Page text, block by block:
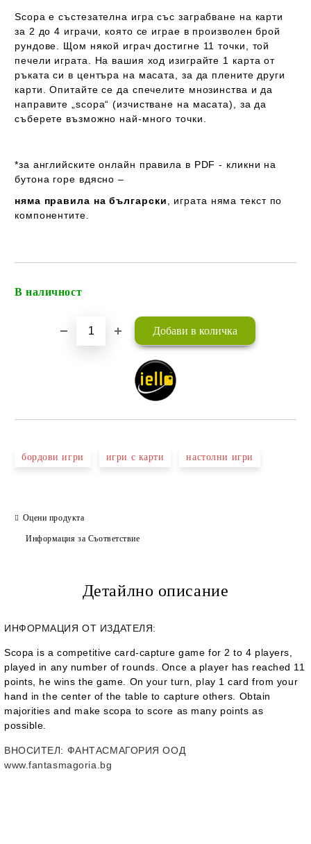
Scopa е състезателна игра със заграбване на карти
за 2 до 4 играчи, която се играе в произволен брой
рундове. Щом някой играч достигне 11 точки, той
печели играта. На вашия ход изиграйте 1 карта от
ръката си в центъра на масата, за да плените други
карти. Опитайте се да спечелите мнозинства и да
направите „scopa“ (изчистване на масата), за да
съберете възможно най-много точки.
*за английските онлайн правила в PDF - кликни на
бутона горе вдясно –
няма правила на български , играта няма текстпо
компонентите.
В наличност
бордови игри игри с карти настолни игри
Оцени продукта
Информация за Съответствие
Детайлно описание
ИНФОРМАЦИЯ ОТ ИЗДАТЕЛЯ:
Scopa is a competitive card-capture game for 2 to 4 players,
played in any number of rounds. Once a player has reached 11
points, he wins the game. On your turn, play 1 card from your
hand in the center of the table to capture others. Obtain
majorities and make scopa to score as many points as
possible.
ВНОСИТЕЛ: ФАНТАСМАГОРИЯ ООД
www.fantasmagoria.bg